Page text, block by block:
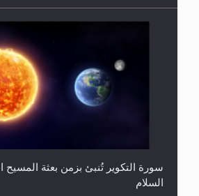
سورة التكوير تُنبئ بزمن بعثة المسيح
السلام